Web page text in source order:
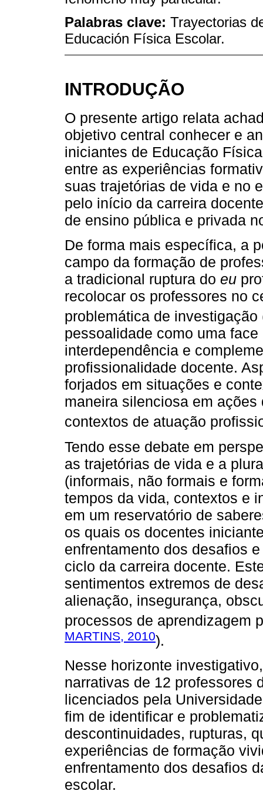
Palabras clave: Trayectorias
Educación Física Escolar.
INTRODUÇÃO
O presente artigo relata
objetivo central conhecer e
iniciantes de Educação
entre as experiências
suas trajetórias de vida e no
pelo início da carreira
de ensino pública e privada
De forma mais específica, a
campo da formação de
a tradicional ruptura do eu
recolocar os professores no
problemática de investigação
pessoalidade como uma
interdependência e
profissionalidade docente.
forjados em situações e
maneira silenciosa em
contextos de atuação
Tendo esse debate em
as trajetórias de vida e a
(informais, não formais e
tempos da vida, contextos e
em um reservatório de
os quais os docentes
enfrentamento dos desafios
ciclo da carreira docente.
sentimentos extremos de
alienação, insegurança,
processos de aprendizagem
MARTINS, 2010).
Nesse horizonte
narrativas de 12 professores
licenciados pela
fim de identificar e
descontinuidades, rupturas,
experiências de formação
enfrentamento dos desafios
escolar.